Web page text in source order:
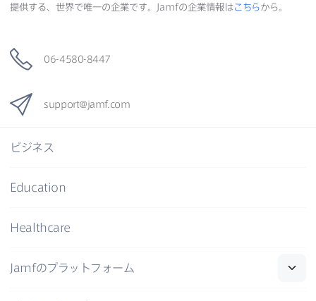
提供する、​世界で​唯一の​企業です。
Jamfの​企業情報はこちらから。
06-4580-8447
support@jamf. com
ビジネス
Education
Healthcare
Jamfの​プラットフォーム